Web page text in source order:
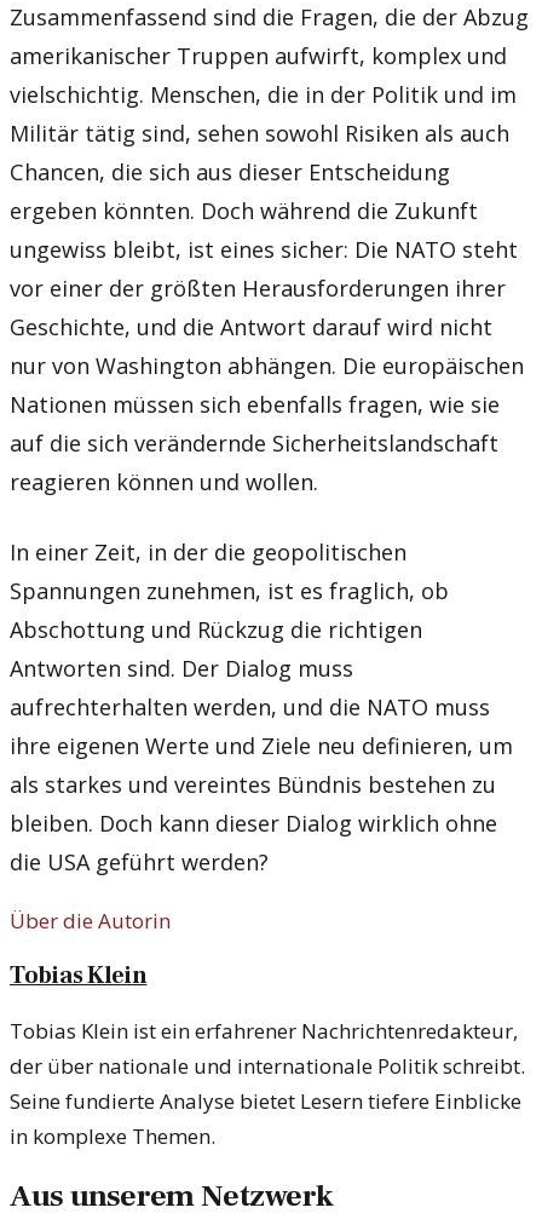
Zusammenfassend sind die Fragen, die der Abzug
amerikanischer Truppen aufwirft, komplex und
vielschichtig. Menschen, die in der Politik und im
Militär tätig sind, sehen sowohl Risiken als auch
Chancen, die sich aus dieser Entscheidung
ergeben könnten. Doch während die Zukunft
ungewiss bleibt, ist eines sicher: Die NATO steht
vor einer der größten Herausforderungen ihrer
Geschichte, und die Antwort darauf wird nicht
nur von Washington abhängen. Die europäischen
Nationen müssen sich ebenfalls fragen, wie sie
auf die sich verändernde Sicherheitslandschaft
reagieren können und wollen.
In einer Zeit, in der die geopolitischen
Spannungen zunehmen, ist es fraglich, ob
Abschottung und Rückzug die richtigen
Antworten sind. Der Dialog muss
aufrechterhalten werden, und die NATO muss
ihre eigenen Werte und Ziele neu definieren, um
als starkes und vereintes Bündnis bestehen zu
bleiben. Doch kann dieser Dialog wirklich ohne
die USA geführt werden?
Über die Autorin
Tobias Klein
Tobias Klein ist ein erfahrener Nachrichtenredakteur,
der über nationale und internationale Politik schreibt.
Seine fundierte Analyse bietet Lesern tiefere Einblicke
in komplexe Themen.
Aus unserem Netzwerk